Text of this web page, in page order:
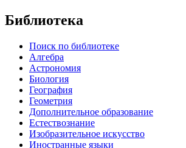
Библиотека
Поиск по библиотеке
Алгебра
Астрономия
Биология
География
Геометрия
Дополнительное образование
Естествознание
Изобразительное искусство
Иностранные языки